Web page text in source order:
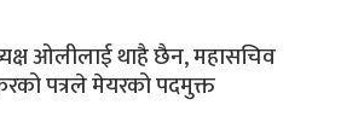
ओलीलाई थाहै छैन, महासचिव
पत्रले मेयरको पदमुक्त